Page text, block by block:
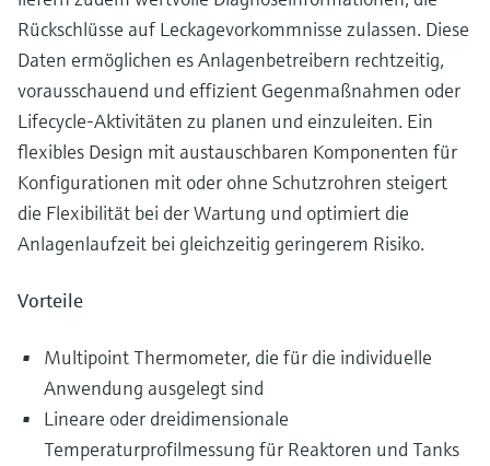
Rückschlüsse auf Leckagevorkommnisse zulassen. Diese
Daten ermöglichen es Anlagenbetreibern rechtzeitig,
vorausschauend und effizient Gegenmaßnahmen oder
Lifecycle-Aktivitäten zu planen und einzuleiten. Ein
flexibles Design mit austauschbaren Komponenten für
Konfigurationen mit oder ohne Schutzrohren steigert
die Flexibilität bei der Wartung und optimiert die
Anlagenlaufzeit bei gleichzeitig geringerem Risiko.
Vorteile
Multipoint Thermometer, die für die individuelle
Anwendung ausgelegt sind
Lineare oder dreidimensionale
Temperaturprofilmessung für Reaktoren und Tanks